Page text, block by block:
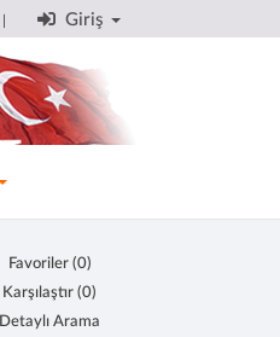
Giriş
Favoriler (0)
Karşılaştır (0)
Detaylı Arama